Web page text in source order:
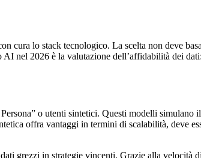
cura lo stack tecnologico. La scelta non deve
nel 2026 è la valutazione dell’affidabilità dei
o utenti sintetici. Questi modelli
offra vantaggi in termini di scalabilità, deve
grezzi in strategie vincenti. Grazie alla velocità